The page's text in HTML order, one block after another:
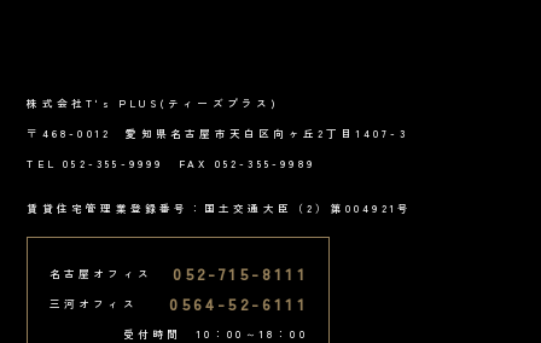
株式会社T's PLUS(ティーズプラス)
〒468-0012 愛知県名古屋市天白区向ヶ丘2丁目1407-3
TEL 052-355-9999 FAX 052-355-9989
賃貸住宅管理業登録番号：国土交通大臣（2）第004921号
名古屋オフィス 052-715-8111
三河オフィス 0564-52-6111
受付時間 10：00～18：00